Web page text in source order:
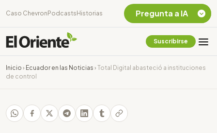
Caso Chevron Podcasts Historias
Suscribirse
Inicio › Ecuador en las Noticias › Total Digital abasteció a instituciones
de control
Pregunta a IA
Chevron Ecuador